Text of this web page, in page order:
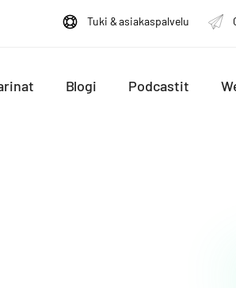
Tuki & asiakaspalvelu
Blogi Podcastit